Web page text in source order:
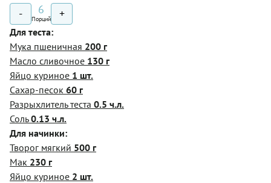
- 6
Порций +
Для теста:
Мука пшеничная 200 г
Масло сливочное 130 г
Яйцо куриное 1 шт.
Сахар-песок 60 г
Разрыхлитель теста 0.5 ч.л.
Соль0.13 ч.л.
Для начинки:
Творог мягкий 500 г
Мак 230 г
Яйцо куриное 2 шт.